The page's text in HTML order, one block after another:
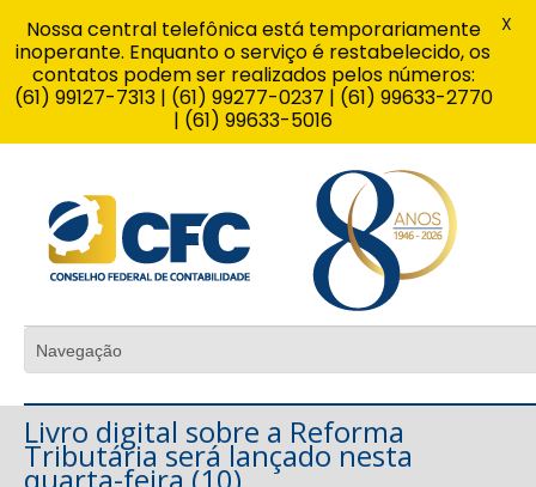
Livro digital sobre a Reforma
Tributária será lançado nesta
quarta-feira (10)
Nossa central telefônica está temporariamente
inoperante. Enquanto o serviço é restabelecido, os
contatos podem ser realizados pelos números:
(61) 99127-7313 | (61) 99277-0237 | (61) 99633-2770
| (61) 99633-5016
X